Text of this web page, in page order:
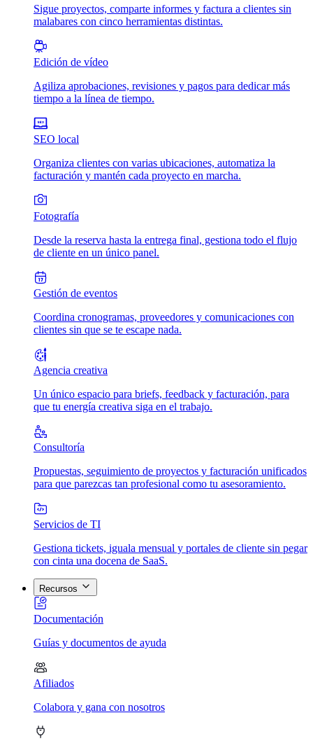
Sigue proyectos, comparte informes y factura a clientes sin
malabares con cinco herramientas distintas.
Edición de vídeo
Agiliza aprobaciones, revisiones y pagos para dedicar más
tiempo a la línea de tiempo.
SEO local
Organiza clientes con varias ubicaciones, automatiza la
facturación y mantén cada proyecto en marcha.
Fotografía
Desde la reserva hasta la entrega final, gestiona todo el flujo
de cliente en un único panel.
Gestión de eventos
Coordina cronogramas, proveedores y comunicaciones con
clientes sin que se te escape nada.
Agencia creativa
Un único espacio para briefs, feedback y facturación, para
que tu energía creativa siga en el trabajo.
Consultoría
Propuestas, seguimiento de proyectos y facturación unificados
para que parezcas tan profesional como tu asesoramiento.
Servicios de TI
Gestiona tickets, iguala mensual y portales de cliente sin pegar
con cinta una docena de SaaS.
Recursos
Documentación
Guías y documentos de ayuda
Afiliados
Colabora y gana con nosotros